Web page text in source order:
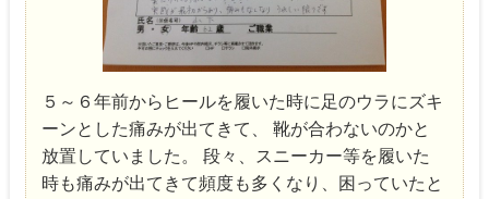
５～６年前からヒールを履いた時に足のウラにズキ
ーンとした痛みが出てきて、 靴が合わないのかと
放置していました。 段々、スニーカー等を履いた
時も痛みが出てきて頻度も多くなり、困っていたと